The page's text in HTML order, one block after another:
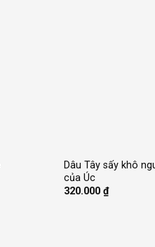
Dâu Tây sấy khô
của Úc
320.000₫